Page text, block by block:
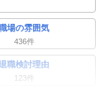
場の雰囲気
436件
職検討理由
123件
躍・働きやすさ